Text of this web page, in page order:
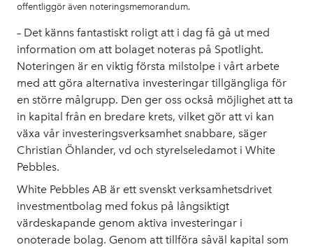
offentliggör även noteringsmemorandum.
– Det känns fantastiskt roligt att i dag få gå ut med
information om att bolaget noteras på Spotlight.
Noteringen är en viktig första milstolpe i vårt arbete
med att göra alternativa investeringar tillgängliga för
en större målgrupp. Den ger oss också möjlighet att ta
in kapital från en bredare krets, vilket gör att vi kan
växa vår investeringsverksamhet snabbare, säger
Christian Öhlander, vd och styrelseledamot i White
Pebbles.
White Pebbles AB är ett svenskt verksamhetsdrivet
investmentbolag med fokus på långsiktigt
värdeskapande genom aktiva investeringar i
onoterade bolag. Genom att tillföra såväl kapital som